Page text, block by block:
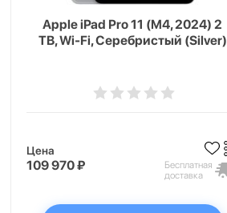
Apple iPad Pro 11 (M4, 2024) 2
TB, Wi-Fi, Серебристый (Silver)
Цена
109 970 ₽
Бесплатная
доставка